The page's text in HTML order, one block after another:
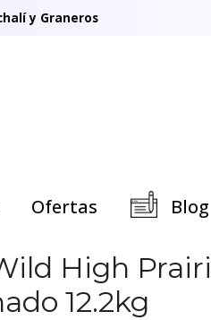
y Graneros
Ofertas Blog
High
12.2kg